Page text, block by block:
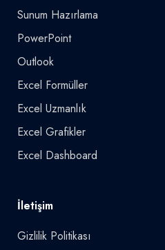
Sunum Hazırlama
PowerPoint
Outlook
Excel Formüller
Excel Uzmanlık
Excel Grafikler
Excel Dashboard
İletişim
Gizlilik Politikası